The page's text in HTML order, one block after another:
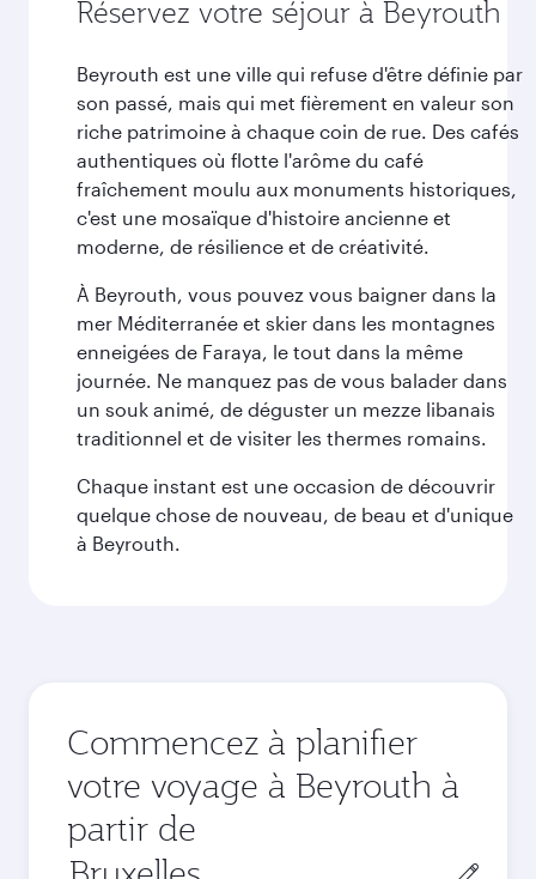
Réservez votre séjour à Beyrouth
Beyrouth est une ville qui refuse d'être définie par
son passé, mais qui met fièrement en valeur son
riche patrimoine à chaque coin de rue. Des cafés
authentiques où flotte l'arôme du café
fraîchement moulu aux monuments historiques,
c'est une mosaïque d'histoire ancienne et
moderne, de résilience et de créativité.
À Beyrouth, vous pouvez vous baigner dans la
mer Méditerranée et skier dans les montagnes
enneigées de Faraya, le tout dans la même
journée. Ne manquez pas de vous balader dans
un souk animé, de déguster un mezze libanais
traditionnel et de visiter les thermes romains.
Chaque instant est une occasion de découvrir
quelque chose de nouveau, de beau et d'unique
à Beyrouth.
Commencez à planifier
votre voyage à Beyrouth à
partir de
Ville